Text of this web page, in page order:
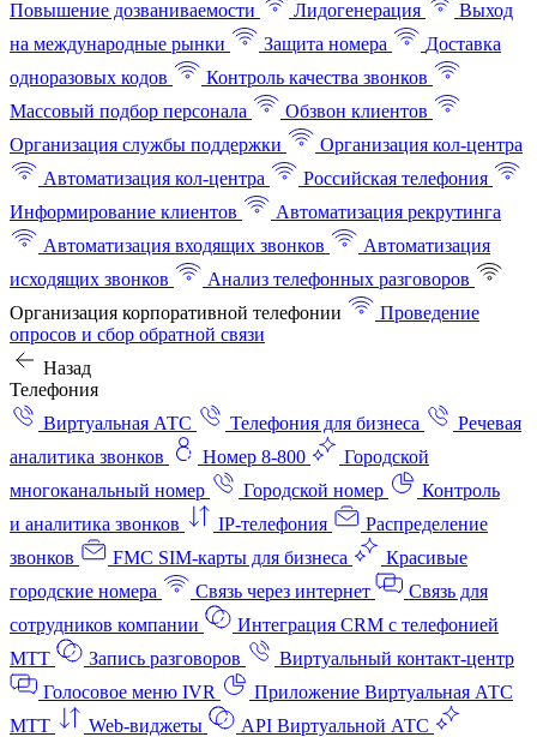
Повышение дозваниваемости
Лидогенерация
Выход
на международные рынки
Защита номера
Доставка
одноразовых кодов
Контроль качества звонков
Массовый подбор персонала
Обзвон клиентов
Организация службы поддержки
Организация кол-центра
Автоматизация кол-центра
Российская телефония
Информирование клиентов
Автоматизация рекрутинга
Автоматизация входящих звонков
Автоматизация
исходящих звонков
Анализ телефонных разговоров
Организация корпоративной телефонии
Проведение
опросов и сбор обратной связи
Назад
Телефония
Виртуальная АТС
Телефония для бизнеса
Речевая
аналитика звонков
Номер 8-800
Городской
многоканальный номер
Городской номер
Контроль
и аналитика звонков
IP-телефония
Распределение
звонков
FMC SIM-карты для бизнеса
Красивые
городские номера
Связь через интернет
Связь для
сотрудников компании
Интеграция CRM с телефонией
МТТ
Запись разговоров
Виртуальный контакт‑центр
Голосовое меню IVR
Приложение Виртуальная АТС
МТТ
Web-виджеты
API Виртуальной АТС